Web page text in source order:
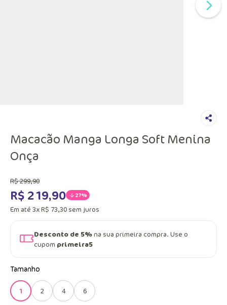
Macacão Manga Longa Soft Menina
Onça
R$299,90
R$ 219,90 27%
Em até 3xR$ 73,30 sem juros
Desconto de 5%na sua primeira compra. Use o
cupom primeira5
Tamanho
1 2 4 6